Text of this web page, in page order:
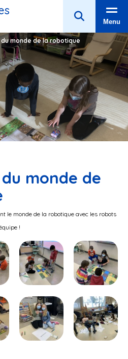
Menu
monde de la robotique
monde de
le monde de la robotique avec les robots
!